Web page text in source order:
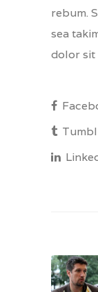
rebum.
sea
dolor sit